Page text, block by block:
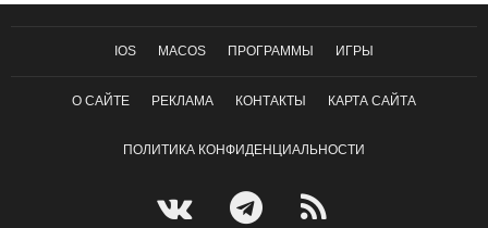
IOS MACOS ПРОГРАММЫ ИГРЫ
О САЙТЕ РЕКЛАМА КОНТАКТЫ КАРТА САЙТА
ПОЛИТИКА КОНФИДЕНЦИАЛЬНОСТИ